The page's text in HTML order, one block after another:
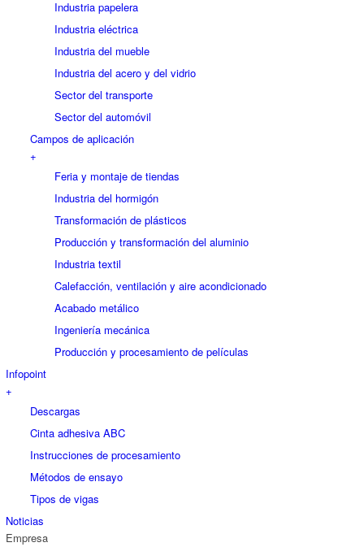
Industria papelera
Industria eléctrica
Industria del mueble
Industria del acero y del vidrio
Sector del transporte
Sector del automóvil
Campos de aplicación
+
Feria y montaje de tiendas
Industria del hormigón
Transformación de plásticos
Producción y transformación del aluminio
Industria textil
Calefacción, ventilación y aire acondicionado
Acabado metálico
Ingeniería mecánica
Producción y procesamiento de películas
Infopoint
+
Descargas
Cinta adhesiva ABC
Instrucciones de procesamiento
Métodos de ensayo
Tipos de vigas
Noticias
Empresa